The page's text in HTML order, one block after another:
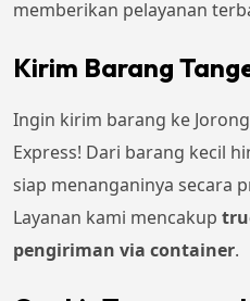
memberikan pelayanan
Kirim Barang
Ingin kirim barang ke
Express! Dari barang kecil
siap menanganinya secara
Layanan kami mencakup
pengiriman via container.